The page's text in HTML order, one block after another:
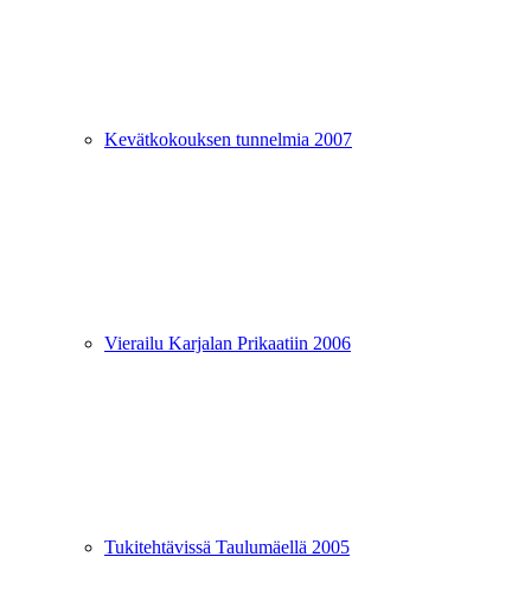
Kevätkokouksen tunnelmia 2007
Vierailu Karjalan Prikaatiin 2006
Tukitehtävissä Taulumäellä 2005